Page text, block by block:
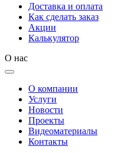
Доставка и оплата
Как сделать заказ
Акции
Калькулятор
О нас
О компании
Услуги
Новости
Проекты
Видеоматериалы
Контакты